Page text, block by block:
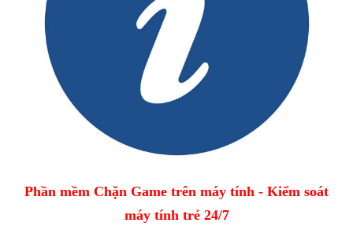
Phần mềm Chặn Game trên máy tính - Kiểm soát
máy tính trẻ 24/7